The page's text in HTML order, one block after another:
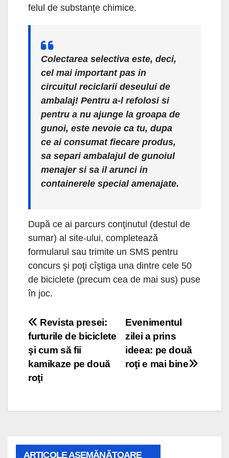
felul de substanţe chimice.
Colectarea selectiva este, deci,
cel mai important pas in
circuitul reciclarii deseului de
ambalaj! Pentru a-l refolosi si
pentru a nu ajunge la groapa de
gunoi, este nevoie ca tu, dupa
ce ai consumat fiecare produs,
sa separi ambalajul de gunoiul
menajer si sa il arunci in
containerele special amenajate.
După ce ai parcurs conţinutul (destul de
sumar) al site-ului, completează
formularul sau trimite un SMS pentru
concurs şi poţi cîştiga una dintre cele 50
de biciclete (precum cea de mai sus) puse
în joc.
Navigare
în
articole
Evenimentul
zilei a prins
ideea: pe două
roţi e mai bine
Revista presei:
furturile de biciclete
şi cum să fii
kamikaze pe două
roţi
ARTICOLE ASEMĂNĂTOARE